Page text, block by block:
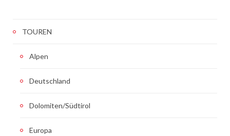
TOUREN
Alpen
Deutschland
Dolomiten/Südtirol
Europa